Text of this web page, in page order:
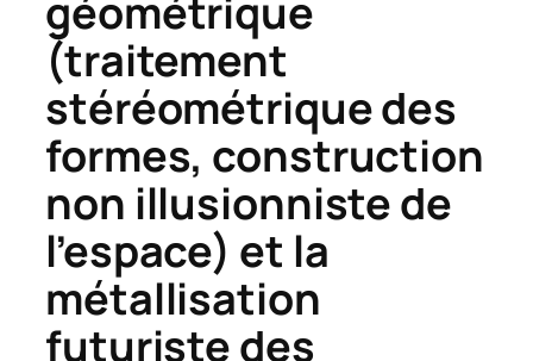
géométrique
(traitement
stéréométrique des
formes, construction
non illusionniste de
l’espace) et la
métallisation
futuriste des